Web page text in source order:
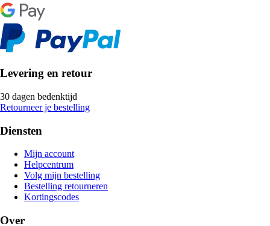
Levering en retour
30 dagen bedenktijd
Retourneer je bestelling
Diensten
Mijn account
Helpcentrum
Volg mijn bestelling
Bestelling retourneren
Kortingscodes
Over